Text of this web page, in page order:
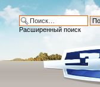
Расширенный поиск